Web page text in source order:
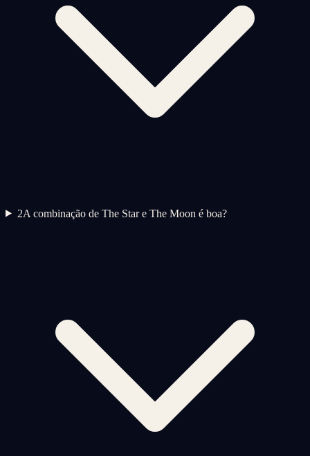
2A combinação de The Star e The Moon é boa?